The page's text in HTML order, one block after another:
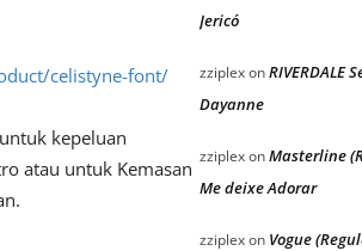
celistyne-font/
kepeluan
atau untuk Kemasan
Jericó
zziplexonRIVERDALE
Dayanne
zziplexonMasterline
Me deixe Adorar
zziplexon Vogue